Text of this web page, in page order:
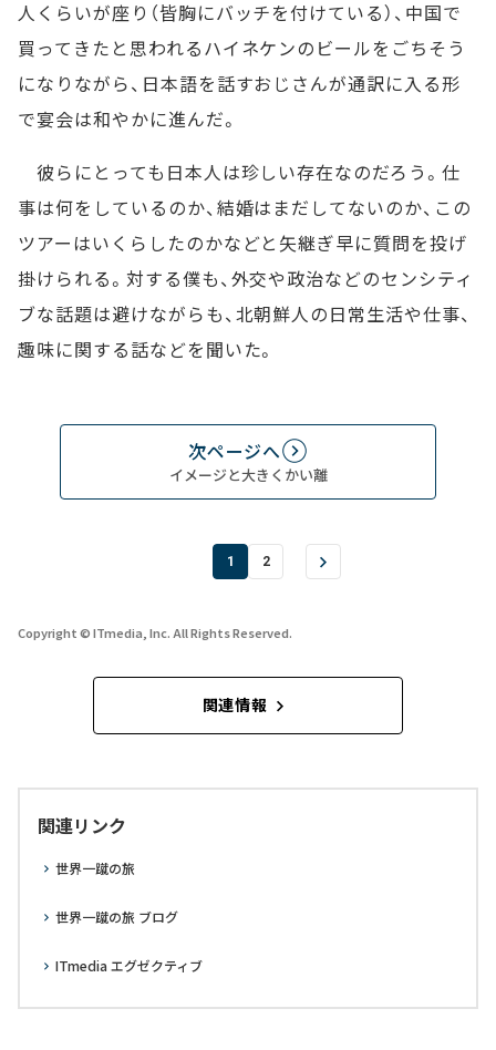
人くらいが座り（皆胸にバッチを付けている）、中国で
買ってきたと思われるハイネケンのビールをごちそう
になりながら、日本語を話すおじさんが通訳に入る形
で宴会は和やかに進んだ。
彼らにとっても日本人は珍しい存在なのだろう。仕
事は何をしているのか、結婚はまだしてないのか、この
ツアーはいくらしたのかなどと矢継ぎ早に質問を投げ
掛けられる。対する僕も、外交や政治などのセンシティ
ブな話題は避けながらも、北朝鮮人の日常生活や仕事、
趣味に関する話などを聞いた。
次ページへ
イメージと大きくかい離
1 2
Copyright © ITmedia, Inc. All Rights Reserved.
関連情報
関連リンク
世界一蹴の旅
世界一蹴の旅 ブログ
ITmedia エグゼクティブ